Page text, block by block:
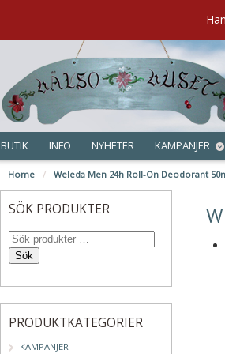
BUTIK INFO NYHETER KAMPANJER
Home / Weleda Men 24h Roll-On Deodorant
SÖK PRODUKTER
Sök
PRODUKTKATEGORIER
KAMPANJER